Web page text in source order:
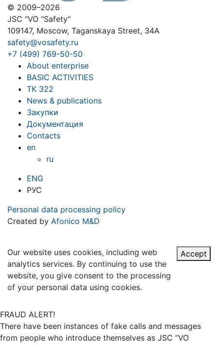
© 2009–2026
JSC "VO "Safety"
109147, Moscow, Taganskaya Street, 34A
safety@vosafety.ru
+7 (499) 769-50-50
About enterprise
BASIC ACTIVITIES
ТК 322
News & publications
Закупки
Документация
Contacts
en
ru
ENG
РУС
Personal data processing policy
Created by Afonico M&D
Our website uses cookies, including web
analytics services. By continuing to use the
website, you give consent to the processing
of your personal data using cookies.
Accept
FRAUD ALERT!
There have been instances of fake calls and messages
from people who introduce themselves as JSC “VO